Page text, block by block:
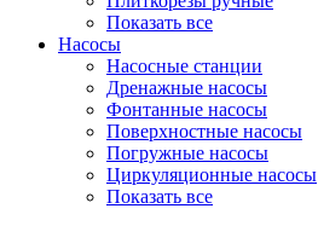
Показать все
Насосы
Насосные станции
Дренажные насосы
Фонтанные насосы
Поверхностные насосы
Погружные насосы
Циркуляционные насосы
Показать все